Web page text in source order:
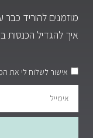
מוזמנים להוריד כבר
איך להגדיל הכנסות
אישור לשלוח לי את